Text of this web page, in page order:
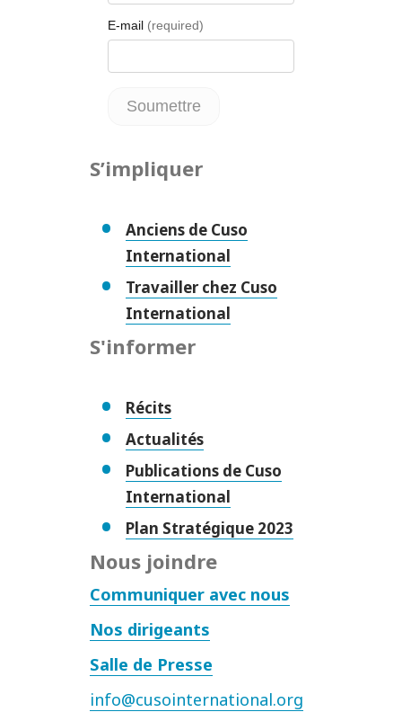
S’impliquer
Anciens de Cuso
International
Travailler chez Cuso
International
S'informer
Récits
Actualités
Publications de Cuso
International
Plan Stratégique 2023
Nous joindre
Communiquer avec nous
Nos dirigeants
Salle de Presse
info@cusointernational.org